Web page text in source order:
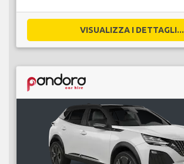
VISUALIZZA I DETTAGLI...